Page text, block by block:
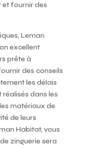
et fournir des
Leman
excellent
prête à
des conseils
les délais
dans les
matériaux de
de leurs
Habitat, vous
zinguerie sera